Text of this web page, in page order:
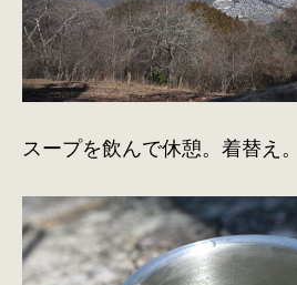
スープを飲んで休憩。着替え。